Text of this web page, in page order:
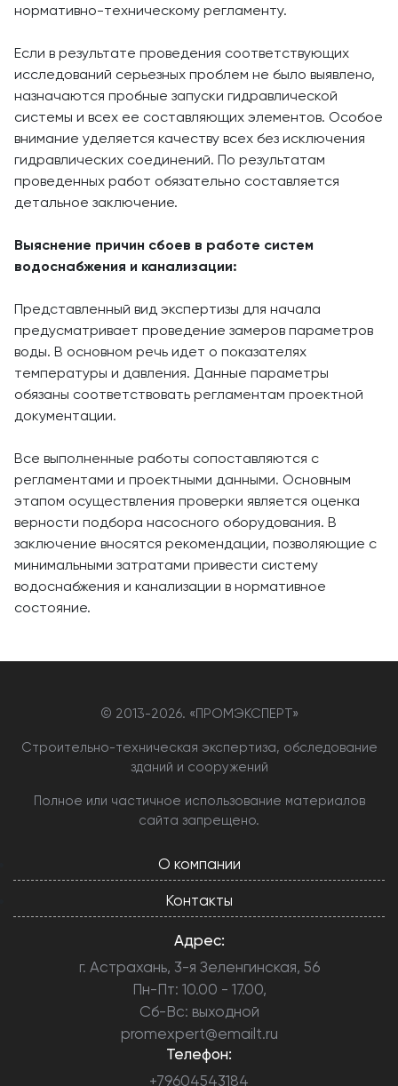
нормативно-техническому регламенту.
Если в результате проведения соответствующих
исследований серьезных проблем не было выявлено,
назначаются пробные запуски гидравлической
системы и всех ее составляющих элементов. Особое
внимание уделяется качеству всех без исключения
гидравлических соединений. По результатам
проведенных работ обязательно составляется
детальное заключение.
Выяснение причин сбоев в работе систем
водоснабжения и канализации:
Представленный вид экспертизы для начала
предусматривает проведение замеров параметров
воды. В основном речь идет о показателях
температуры и давления. Данные параметры
обязаны соответствовать регламентам проектной
документации.
Все выполненные работы сопоставляются с
регламентами и проектными данными. Основным
этапом осуществления проверки является оценка
верности подбора насосного оборудования. В
заключение вносятся рекомендации, позволяющие с
минимальными затратами привести систему
водоснабжения и канализации в нормативное
состояние.
© 2013-2026. «ПРОМЭКСПЕРТ»
Строительно-техническая экспертиза, обследование
зданий и сооружений
Полное или частичное использование материалов
сайта запрещено.
О компании
Контакты
Адрес:
г. Астрахань, 3-я Зеленгинская, 56
Пн-Пт: 10.00 - 17.00,
Сб-Вс: выходной
promexpert@emailt.ru
Телефон:
+79604543184